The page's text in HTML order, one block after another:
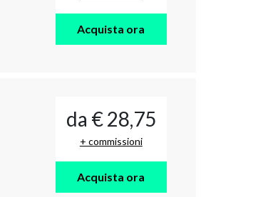
Acquista ora
da € 28,75
+ commissioni
Acquista ora